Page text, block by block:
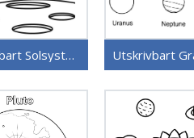
Utskrivbart Solsystem Bilde for Barn